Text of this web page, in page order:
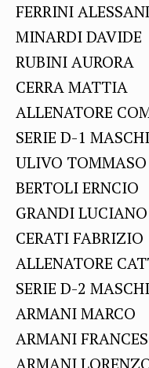
FERRINI
MINARDI DAVIDE
RUBINI AURORA
CERRA MATTIA
ALLENATORE
SERIE D-1
ULIVO TOMMASO
BERTOLI ERNCIO
GRANDI LUCIANO
CERATI FABRIZIO
ALLENATORE
SERIE D-2
ARMANI MARCO
ARMANI